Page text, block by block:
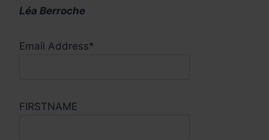
Léa Berroche
Email Address*
FIRSTNAME